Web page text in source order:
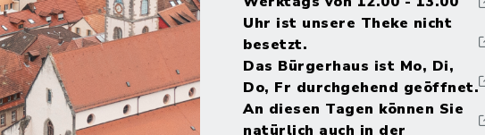
Uhr ist unsere Theke nicht
besetzt.
Das Bürgerhaus ist Mo, Di,
Do, Fr durchgehend geöffnet.
An diesen Tagen können Sie
natürlich auch in der